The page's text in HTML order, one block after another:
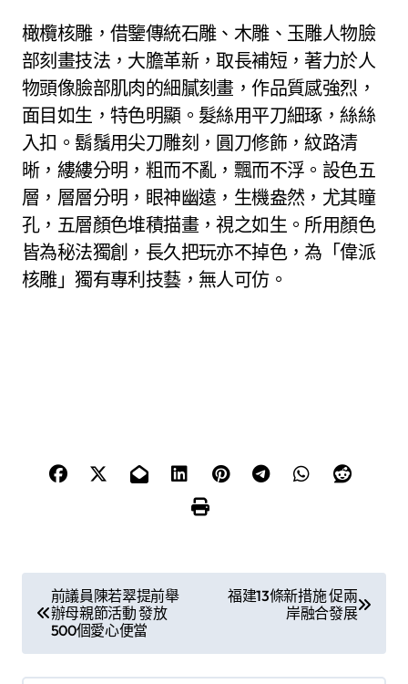
橄欖核雕，借鑒傳統石雕、木雕、玉雕人物臉
部刻畫技法，大膽革新，取長補短，著力於人
物頭像臉部肌肉的細膩刻畫，作品質感強烈，
面目如生，特色明顯。髮絲用平刀細琢，絲絲
入扣。鬍鬚用尖刀雕刻，圓刀修飾，紋路清
晰，縷縷分明，粗而不亂，飄而不浮。設色五
層，層層分明，眼神幽遠，生機盎然，尤其瞳
孔，五層顏色堆積描畫，視之如生。所用顏色
皆為秘法獨創，長久把玩亦不掉色，為「偉派
核雕」獨有專利技藝，無人可仿。
章
導
前議員陳若翠提前舉
辦母親節活動 發放
500個愛心便當
福建13條新措施 促兩
岸融合發展